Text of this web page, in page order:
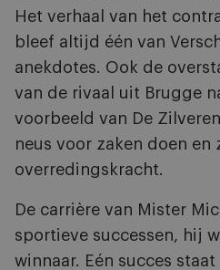
Het verhaal van het
bleef altijd één van
anekdotes. Ook de
van de rivaal uit Brugge
voorbeeld van De
neus voor zaken doen
overredingskracht.
De carrière van Mister
sportieve successen, hij
winnaar. Eén succes